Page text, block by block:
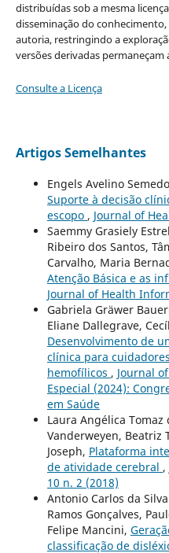
distribuídas sob a mesma
disseminação do
autoria, restringindo a
versões derivadas permaneçam
Consulte a Licença
Artigos Semelhantes
Engels Avelino
Suporte à decisão
escopo , Journal of
Saemmy Grasiely
Ribeiro dos Santos,
Carvalho, Maria
Atenção Básica e as
Journal of Health
Gabriela Gräwer
Eliane Dallegrave,
Desenvolvimento de
clínica para
hemofílicos , Journal
Especial (2024):
em Saúde
Laura Angélica Tomaz
Vanderweyen, Beatriz
Joseph, Plataforma
de atividade cerebral ,
10 n. 2 (2018)
Antonio Carlos da
Ramos Gonçalves,
Felipe Mancini,
classificação de